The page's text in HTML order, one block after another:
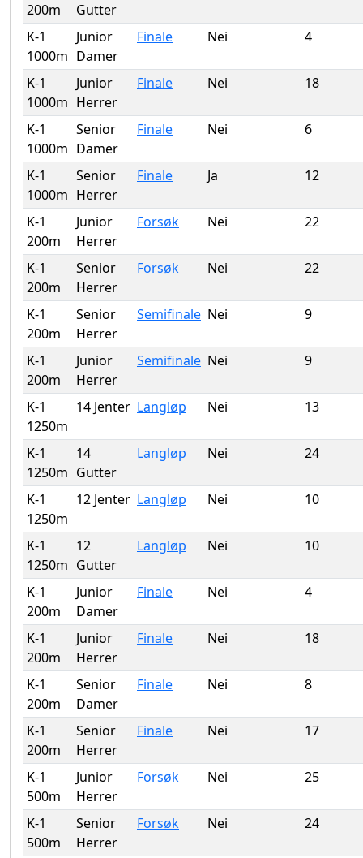
200m
Gutter
K-1
1000m
Junior
Damer
Finale Nei 4
K-1
1000m
Junior
Herrer
Finale Nei 18
K-1
1000m
Senior
Damer
Finale Nei 6
K-1
1000m
Senior
Herrer
Finale Ja 12
K-1
200m
Junior
Herrer
Forsøk Nei 22
K-1
200m
Senior
Herrer
Forsøk Nei 22
K-1
200m
Senior
Herrer
Semifinale Nei 9
K-1
200m
Junior
Herrer
Semifinale Nei 9
K-1
1250m
14 Jenter Langløp Nei 13
K-1
1250m
14
Gutter
Langløp Nei 24
K-1
1250m
12 Jenter Langløp Nei 10
K-1
1250m
12
Gutter
Langløp Nei 10
K-1
200m
Junior
Damer
Finale Nei 4
K-1
200m
Junior
Herrer
Finale Nei 18
K-1
200m
Senior
Damer
Finale Nei 8
K-1
200m
Senior
Herrer
Finale Nei 17
K-1
500m
Junior
Herrer
Forsøk Nei 25
K-1
500m
Senior
Herrer
Forsøk Nei 24